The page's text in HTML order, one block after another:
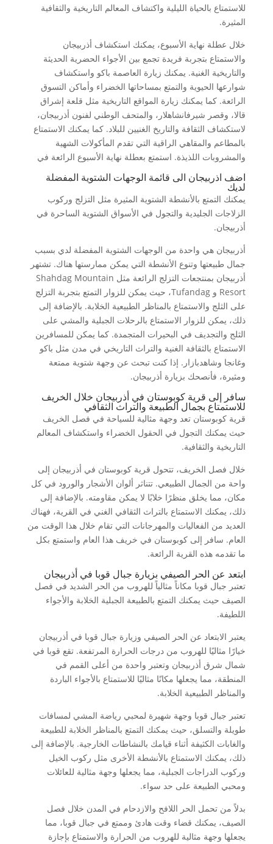
للاستمتاع بالحياة الليلية واكتشاف المعالم التاريخية والثقافية
المثيرة.
خلال عطلة نهاية الأسبوع، يمكنك استكشاف أذربيجان
والاستمتاع بتجربة فريدة تجمع بين الأجواء الحضرية الحديثة
والتاريخية الغنية. يمكنك زيارة العاصمة باكو واستكشاف
شوارعها الحيوية والتمتع بمساحاتها الخضراء وأماكن التسوق
الرائعة. كما يمكنك زيارة المواقع التاريخية مثل قلعة إشراق
قالا، وقصر شيرفانشاهلار، والمتحف الوطني لفنون أذربيجان،
لاستكشاف الثقافة والتاريخ الغنيين للبلاد. كما يمكنك الاستمتاع
بالمطاعم والمقاهي الراقية التي تقدم المأكولات الشهية
والمشروبات اللذيذة. استمتع بعطلة نهاية الأسبوع الرائعة في
اضف اذربيجان الى قائمة الوجهات الشتوية المفضلة
لديك
يمكنك التمتع بالأنشطة الشتوية المثيرة مثل التزلج وركوب
الزلاجات الجليدية والتجول في الأسواق الشتوية الساحرة في
أذربيجان.
أذربيجان هي واحدة من الوجهات الشتوية المفضلة لدي بسبب
جمال طبيعتها وتنوع الأنشطة التي يمكن ممارستها هناك. تشتهر
أذربيجان بمنتجعات التزلج الرائعة مثل Shahdag Mountain
Resort و Tufandag، حيث يمكن للزوار التمتع بتجربة التزلج
على الثلج والاستمتاع بالمناظر الطبيعية الخلابة. بالإضافة إلى
ذلك، يمكن للزوار الاستمتاع بالرحلات الجبلية والمشي على
الثلج والتجديف في البحيرات المتجمدة. كما يمكن للمسافرين
الاستمتاع بالثقافة الغنية والتراث التاريخي في مدن مثل باكو
وغانجا وشاهدبازار. إذا كنت تبحث عن وجهة شتوية ممتعة
ومثيرة، فأنصحك بزيارة أذربيجان.
سافر إلى قرية كوبوستان في أذربيجان خلال الخريف
للاستمتاع بجمال الطبيعة والتراث الثقافي
قرية كوبوستان تعد وجهة مثالية للسياحة في فصل الخريف
حيث يمكنك التجول في الحقول الخضراء واستكشاف المعالم
التاريخية والثقافية.
خلال فصل الخريف، تتحول قرية كوبوستان في أذربيجان إلى
واحة من الجمال الطبيعي. تتناثر ألوان الأشجار والورود في كل
مكان، مما يخلق منظرًا خلابًا لا يمكن مقاومته. بالإضافة إلى
ذلك، يمكنك الاستمتاع بالتراث الثقافي الغني في القرية، فهناك
العديد من الفعاليات والمهرجانات التي تقام خلال هذا الوقت من
العام. سافر إلى كوبوستان في خريف هذا العام واستمتع بكل
ما تقدمه هذه القرية الرائعة.
ابتعد عن الحر الصيفي بزيارة جبال قوبا في أذربيجان
تعتبر جبال قوبا مكاناً مثالياً للهروب من الحر الشديد في فصل
الصيف حيث يمكنك التمتع بالطبيعة الجبلية الخلابة والأجواء
اللطيفة.
يعتبر الابتعاد عن الحر الصيفي وزيارة جبال قوبا في أذربيجان
خيارًا مثاليًا للهروب من درجات الحرارة المرتفعة. تقع قوبا في
شمال شرق أذربيجان وتعتبر واحدة من أعلى القمم في
المنطقة، مما يجعلها مكانًا مثاليًا للاستمتاع بالأجواء الباردة
والمناظر الطبيعية الخلابة.
تعتبر جبال قوبا وجهة شهيرة لمحبي رياضة المشي لمسافات
طويلة والتسلق، حيث يمكنك التمتع بالمناظر الخلابة للطبيعة
والغابات الكثيفة أثناء قيامك بالنشاطات الخارجية. بالإضافة إلى
ذلك، يمكنك الاستمتاع بالأنشطة الأخرى مثل ركوب الخيل
وركوب الدراجات الجبلية، مما يجعلها وجهة مثالية للعائلات
ومحبي الطبيعة على حد سواء.
بدلاً من تحمل الحر اللافح والازدحام في المدن خلال فصل
الصيف، يمكنك قضاء وقت هادئ وممتع في جبال قوبا، مما
يجعلها وجهة مثالية للهروب من الحرارة والاستمتاع بإجازة